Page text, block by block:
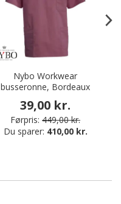
Nybo Workwear
busseronne, Bordeaux
39,00 kr.
Førpris: 449,00 kr.
Du sparer: 410,00 kr.